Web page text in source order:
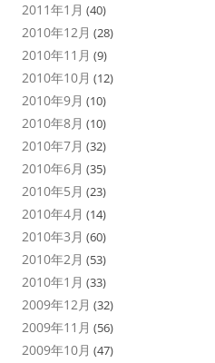
2011年1月 (40)
2010年12月 (28)
2010年11月 (9)
2010年10月 (12)
2010年9月 (10)
2010年8月 (10)
2010年7月 (32)
2010年6月 (35)
2010年5月 (23)
2010年4月 (14)
2010年3月 (60)
2010年2月 (53)
2010年1月 (33)
2009年12月 (32)
2009年11月 (56)
2009年10月 (47)